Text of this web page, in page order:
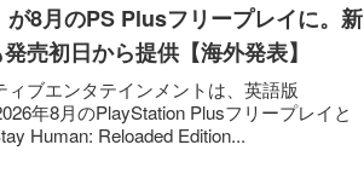
が8月のPS Plusフリープレイに。新
売初日から提供【海外発表】
ィブエンタテインメントは、英語版
年8月のPlayStation Plusフリープレイと
Human: Reloaded Edition...